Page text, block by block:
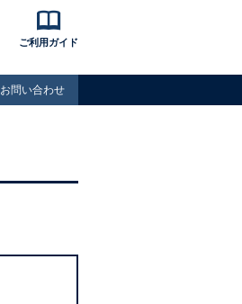
ご利用ガイド
お問い合わせ